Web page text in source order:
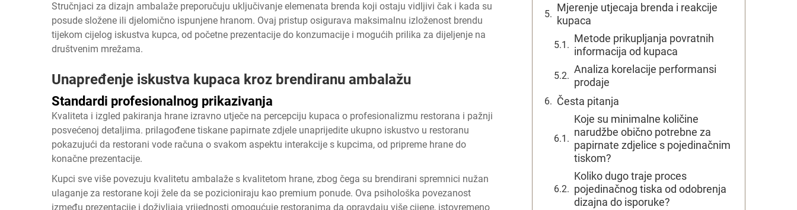
Stručnjaci za dizajn ambalaže preporučuju uključivanje elemenata brenda koji ostaju vidljivi čak i kada su
posude složene ili djelomično ispunjene hranom. Ovaj pristup osigurava maksimalnu izloženost brendu
tijekom cijelog iskustva kupca, od početne prezentacije do konzumacije i mogućih prilika za dijeljenje na
društvenim mrežama.
Unapređenje iskustva kupaca kroz brendiranu ambalažu
Standardi profesionalnog prikazivanja
Kvaliteta i izgled pakiranja hrane izravno utječe na percepciju kupaca o profesionalizmu restorana i pažnji
posvećenoj detaljima. prilagođene tiskane papirnate zdjele unaprijedite ukupno iskustvo u restoranu
pokazujući da restorani vode računa o svakom aspektu interakcije s kupcima, od pripreme hrane do
konačne prezentacije.
Kupci sve više povezuju kvalitetu ambalaže s kvalitetom hrane, zbog čega su brendirani spremnici nužan
ulaganje za restorane koji žele da se pozicioniraju kao premium ponude. Ova psihološka povezanost
između prezentacije i doživljaja vrijednosti omogućuje restoranima da opravdaju više cijene, istovremeno
Mjerenje utjecaja brenda i reakcije
kupaca
Metode prikupljanja povratnih
informacija od kupaca
Analiza korelacije performansi
prodaje
Česta pitanja
Koje su minimalne količine
narudžbe obično potrebne za
papirnate zdjelice s pojedinačnim
tiskom?
Koliko dugo traje proces
pojedinačnog tiska od odobrenja
dizajna do isporuke?